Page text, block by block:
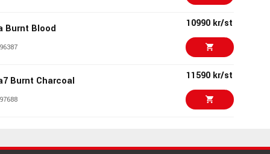
Ben Weinman 21690 kr/st
Satin Black - 7199 kr/st
Junior Ebony
Burnt Blood 10990 kr/st
Burnt Charcoal 11590 kr/st